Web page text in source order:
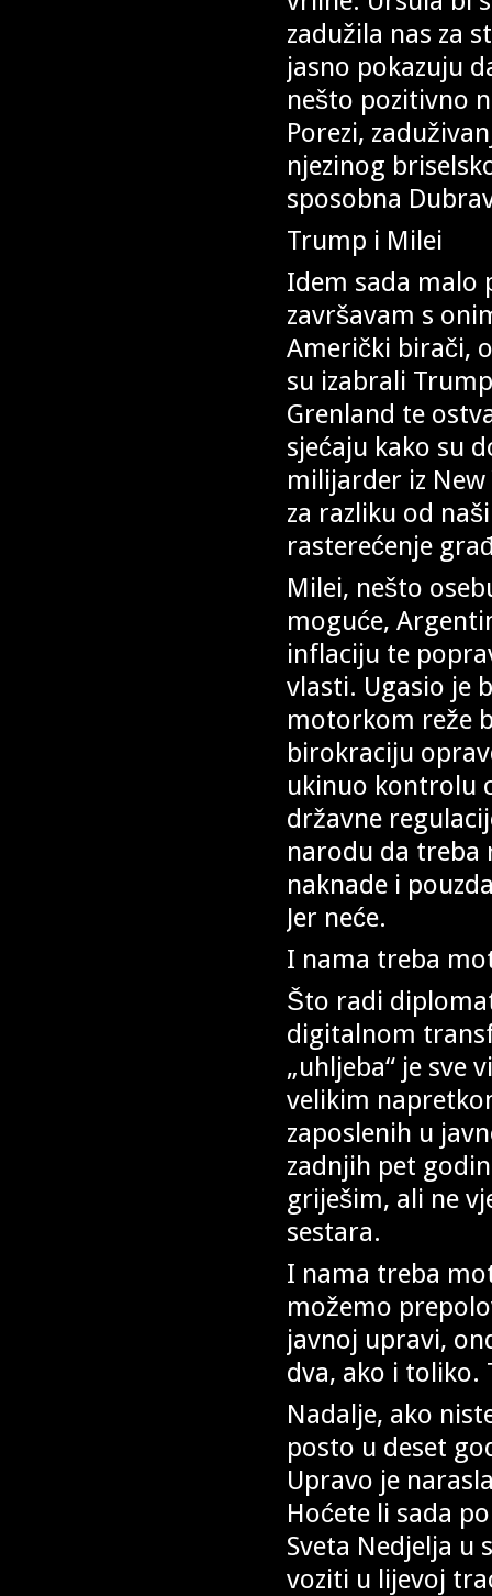
zadužila nas za
jasno pokazuju
nešto pozitivno
Porezi,
njezinog
sposobna
Trump i Milei
Idem sada
završavam s
Američki birači,
su izabrali
Grenland te
sjećaju kako su
milijarder iz
za razliku od
rasterećenje
Milei, nešto
moguće,
inflaciju te
vlasti. Ugasio je
motorkom reže
birokraciju
ukinuo kontrolu
državne
narodu da treba
naknade i
Jer neće.
I nama treba
Što radi
digitalnom
„uhljeba“ je sve
velikim
zaposlenih u
zadnjih pet
griješim, ali ne
sestara.
I nama treba
možemo
javnoj upravi,
dva, ako i toliko.
Nadalje, ako
posto u deset
Upravo je
Hoćete li sada
Sveta Nedjelja u
voziti u lijevoj